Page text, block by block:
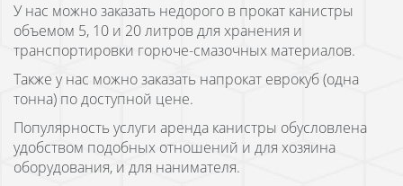
У нас можно заказать недорого в прокат канистры
объемом 5, 10 и 20 литров для хранения и
транспортировки горюче-смазочных материалов.
Также у нас можно заказать напрокат еврокуб (одна
тонна) по доступной цене.
Популярность услуги аренда канистры обусловлена
удобством подобных отношений и для хозяина
оборудования, и для нанимателя.